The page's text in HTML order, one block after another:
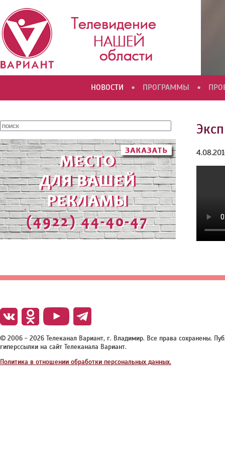
НОВОСТИ • ПРОГРАММЫ •
© 2006 - 2026 Телеканал Вариант, г. Владимир. Все права сохранены.
гиперссылки на сайт Телеканала Вариант.
Политика в отношении обработки персональных данных.